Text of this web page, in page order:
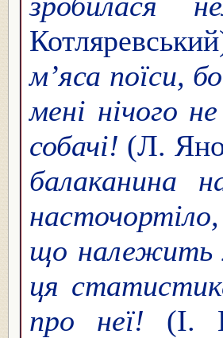
м’яса поїси,
мені нічого
собачі! (Л.
балаканина
що належить
ця
про неї! (І.